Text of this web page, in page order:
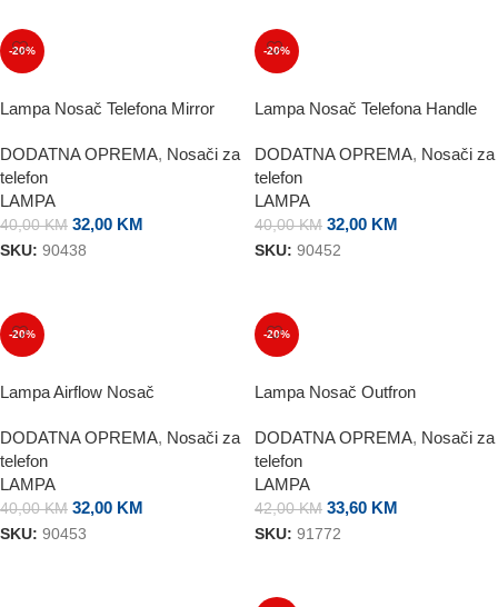
-20%
Lampa Nosač Telefona Mirror
DODATNA OPREMA, Nosači za
telefon
LAMPA
40,00KM 32,00 KM
SKU: 90438
-20%
Lampa Nosač Telefona Handle
DODATNA OPREMA, Nosači za
telefon
LAMPA
40,00KM 32,00 KM
SKU: 90452
-20%
Lampa Airflow Nosač
DODATNA OPREMA, Nosači za
telefon
LAMPA
40,00KM 32,00 KM
SKU: 90453
-20%
Lampa Nosač Outfron
DODATNA OPREMA, Nosači za
telefon
LAMPA
42,00KM 33,60 KM
SKU: 91772